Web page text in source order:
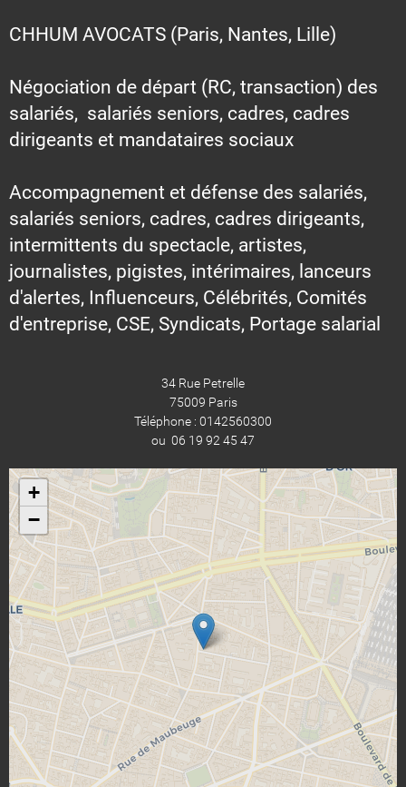
CHHUM AVOCATS (Paris, Nantes, Lille)
Négociation de départ (RC, transaction) des
salariés, salariés seniors, cadres, cadres
dirigeants et mandataires sociaux
Accompagnement et défense des salariés,
salariés seniors, cadres, cadres dirigeants,
intermittents du spectacle, artistes,
journalistes, pigistes, intérimaires, lanceurs
d'alertes, Influenceurs, Célébrités, Comités
d'entreprise, CSE, Syndicats, Portage salarial
34 Rue Petrelle
75009 Paris
Téléphone : 0142560300
ou 06 19 92 45 47
+
−